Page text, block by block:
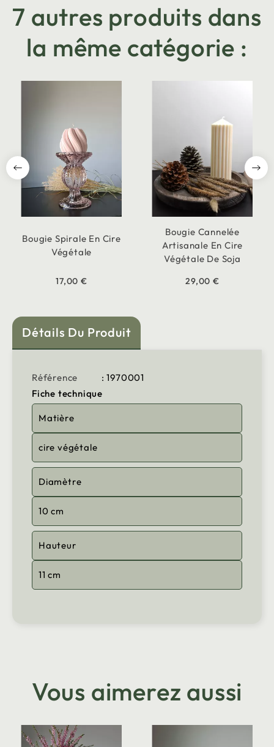
7 autres produits dans
la même catégorie :
Bougie Spirale En Cire
Végétale
17,00 €
Bougie Cannelée
Artisanale En Cire
Végétale De Soja
29,00 €
Détails Du Produit
Référence
: 1970001
Fiche technique
Matière
cire végétale
Diamètre
10 cm
Hauteur
11 cm
Vous aimerez aussi